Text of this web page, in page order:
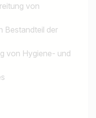
von
Bestandteil der
von Hygiene- und